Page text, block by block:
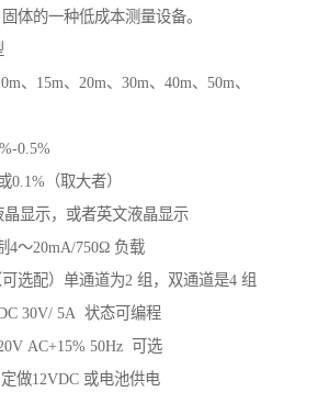
体的一种低成本测量设备。
、15m、20m、30m、40m、50m、
0.5%
0.1%（取大者）
显示，或者英文液晶显示
4～20mA/750Ω 负载
选配）单通道为2 组，双通道是4 组
30V/ 5A 状态可编程
AC+15% 50Hz 可选
做12VDC 或电池供电